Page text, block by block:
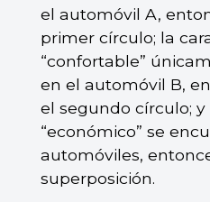
el automóvil A,
primer círculo; la
“confortable”
en el automóvil B,
el segundo círculo;
“económico” se
automóviles,
superposición.